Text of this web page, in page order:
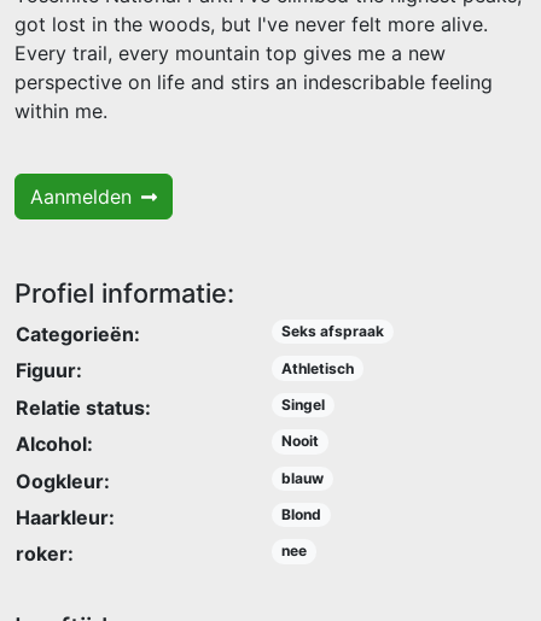
got lost in the woods, but I've never felt more alive.
Every trail, every mountain top gives me a new
perspective on life and stirs an indescribable feeling
within me.
Aanmelden
Profiel informatie:
Categorieën: Seks afspraak
Figuur: Athletisch
Relatie status: Singel
Alcohol: Nooit
Oogkleur: blauw
Haarkleur: Blond
roker: nee